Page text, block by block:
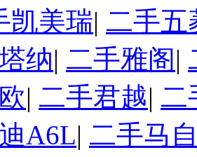
凯美瑞| 二手五
纳| 二手雅阁|
| 二手君越| 二
A6L| 二手马